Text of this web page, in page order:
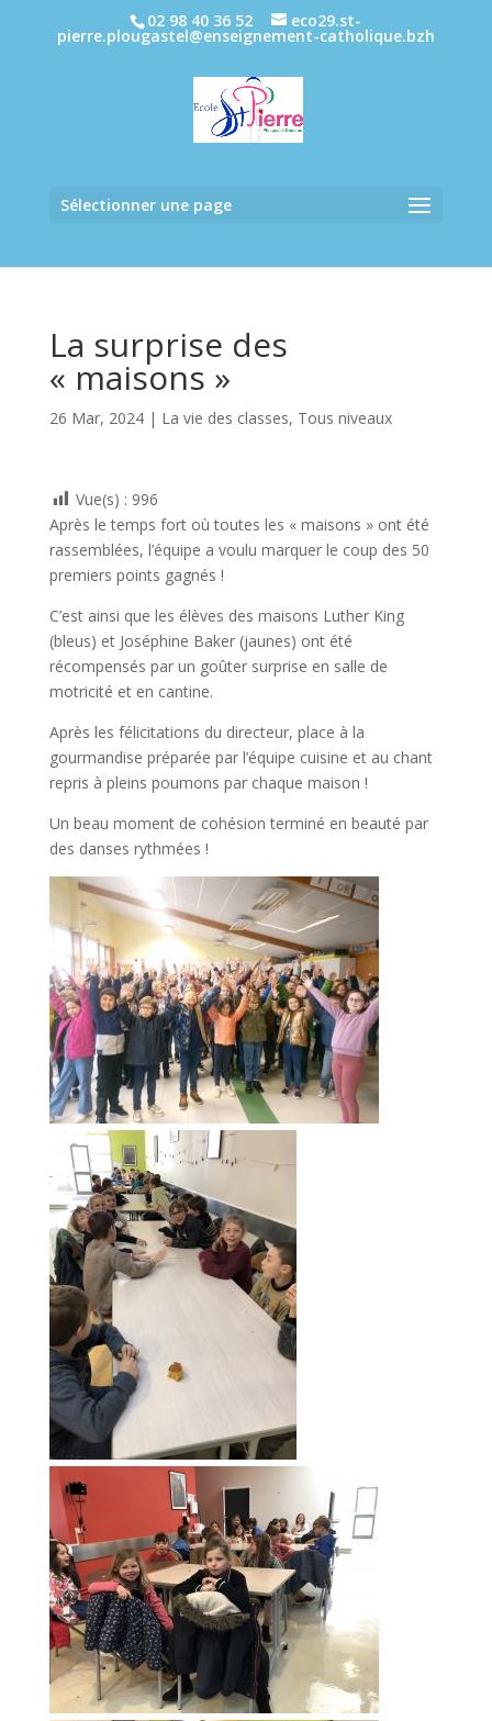
02 98 40 36 52 eco29.st-
pierre.plougastel@enseignement-catholique.bzh
Sélectionner une page
La surprise des
« maisons »
26 Mar, 2024| La vie des classes, Tous niveaux
Vue(s) : 996
Après le temps fort où toutes les « maisons » ont été
rassemblées, l’équipe a voulu marquer le coup des 50
premiers points gagnés !
C’est ainsi que les élèves des maisons Luther King
(bleus) et Joséphine Baker (jaunes) ont été
récompensés par un goûter surprise en salle de
motricité et en cantine.
Après les félicitations du directeur, place à la
gourmandise préparée par l’équipe cuisine et au chant
repris à pleins poumons par chaque maison !
Un beau moment de cohésion terminé en beauté par
des danses rythmées !